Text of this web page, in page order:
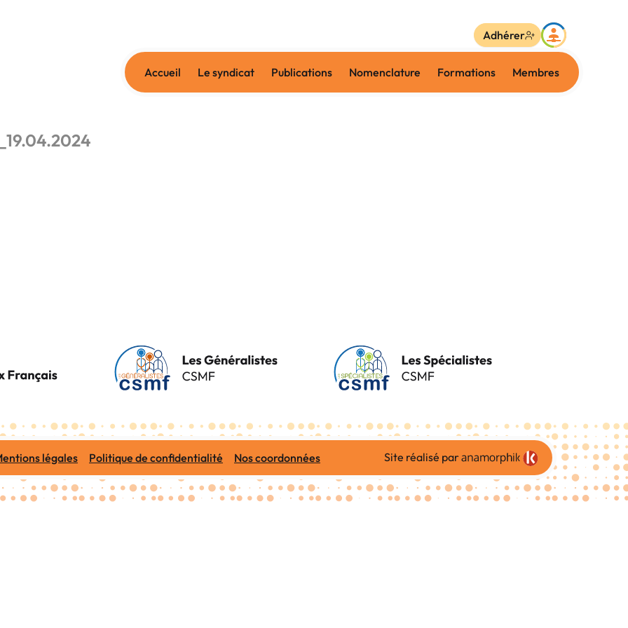
Accueil Le syndicat Publications Nomenclature Formations Membres
Adhérer
légales Politique de confidentialité Nos coordonnées Site réalisé par